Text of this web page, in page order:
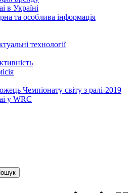
в Україні
та особлива інформація
технології
Чемпіонату світу з ралі-2019
у WRC